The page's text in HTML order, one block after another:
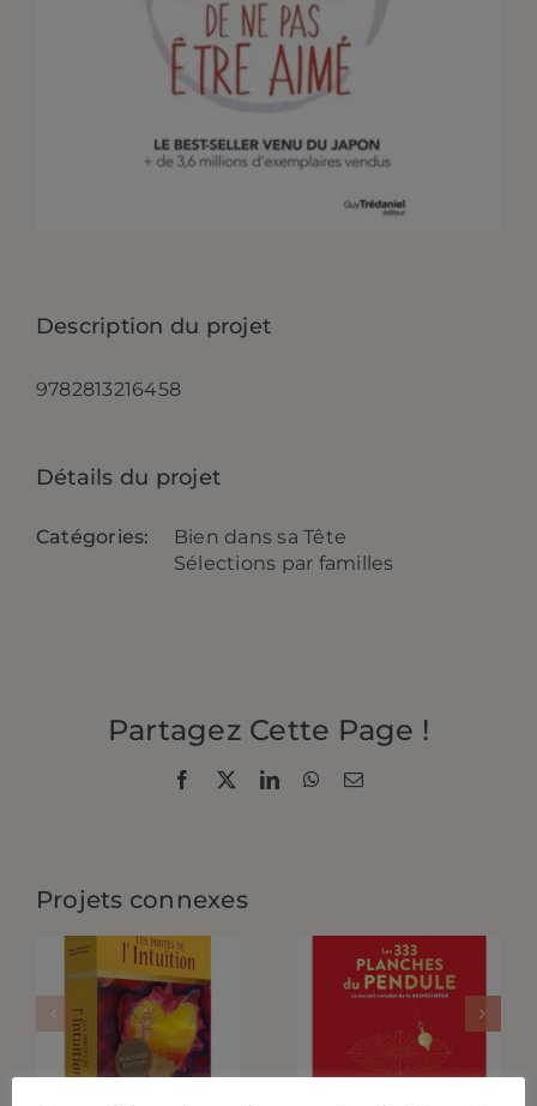
Description du projet
9782813216458
Détails du projet
Catégories:
Bien dans sa Tête
Sélections par familles
Partagez Cette Page !
Facebook
X LinkedInWhatsApp
Email
Projets connexes
Les Portes
De
L’intuition
Numérologie